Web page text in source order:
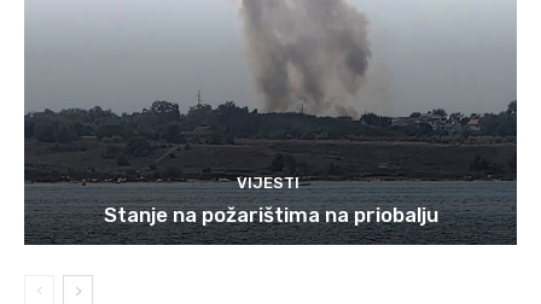
VIJESTI
Stanje na požarištima na priobalju